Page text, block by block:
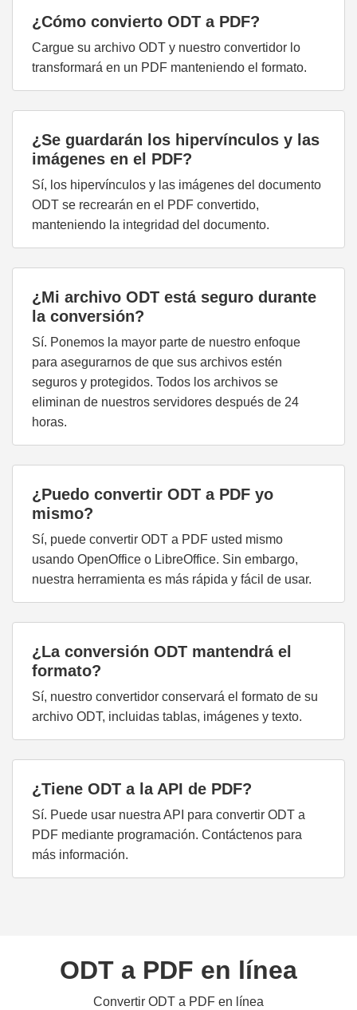
¿Cómo convierto ODT a PDF?
Cargue su archivo ODT y nuestro convertidor lo
transformará en un PDF manteniendo el formato.
¿Se guardarán los hipervínculos y las
imágenes en el PDF?
Sí, los hipervínculos y las imágenes del documento
ODT se recrearán en el PDF convertido,
manteniendo la integridad del documento.
¿Mi archivo ODT está seguro durante
la conversión?
Sí. Ponemos la mayor parte de nuestro enfoque
para asegurarnos de que sus archivos estén
seguros y protegidos. Todos los archivos se
eliminan de nuestros servidores después de 24
horas.
¿Puedo convertir ODT a PDF yo
mismo?
Sí, puede convertir ODT a PDF usted mismo
usando OpenOffice o LibreOffice. Sin embargo,
nuestra herramienta es más rápida y fácil de usar.
¿La conversión ODT mantendrá el
formato?
Sí, nuestro convertidor conservará el formato de su
archivo ODT, incluidas tablas, imágenes y texto.
¿Tiene ODT a la API de PDF?
Sí. Puede usar nuestra API para convertir ODT a
PDF mediante programación. Contáctenos para
más información.
ODT a PDF en línea
Convertir ODT a PDF en línea